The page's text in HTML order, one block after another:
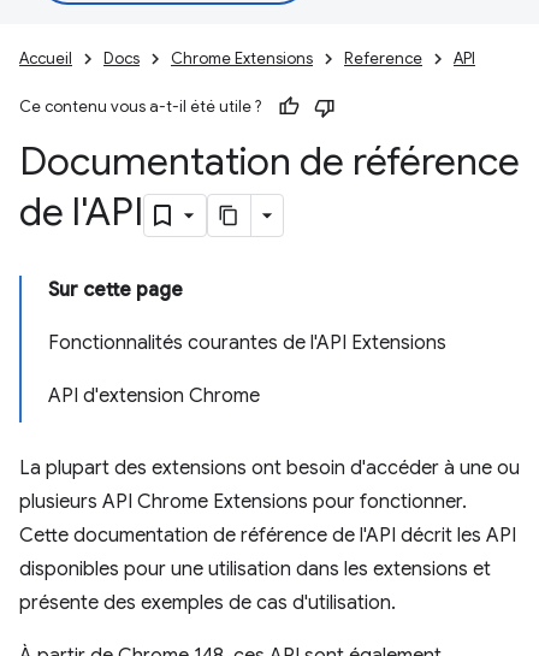
Accueil Docs Chrome Extensions Reference API
Ce contenu vous a-t-il été utile ?
Documentation de référence
de l'API
Sur cette page
Fonctionnalités courantes de l'API Extensions
API d'extension Chrome
La plupart des extensions ont besoin d'accéder à une ou
plusieurs API Chrome Extensions pour fonctionner.
Cette documentation de référence de l'API décrit les API
disponibles pour une utilisation dans les extensions et
présente des exemples de cas d'utilisation.